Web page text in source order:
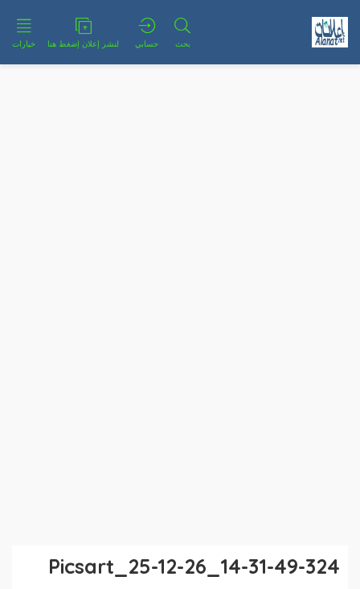
بحث حسابي لنشر إعلان إضغط هنا خيارات
Picsart_25-12-26_14-31-49-324